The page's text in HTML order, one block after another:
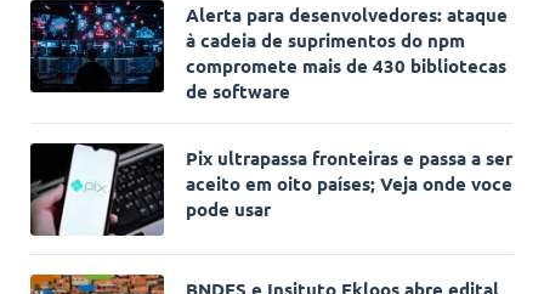
Alerta para desenvolvedores: ataque
à cadeia de suprimentos do npm
compromete mais de 430 bibliotecas
de software
Pix ultrapassa fronteiras e passa a ser
aceito em oito países; Veja onde voce
pode usar
BNDES e Insituto Ekloos abre edital